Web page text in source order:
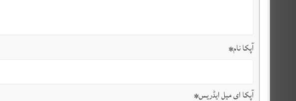
آپکا نام*
آپکا ای میل ایڈریس*